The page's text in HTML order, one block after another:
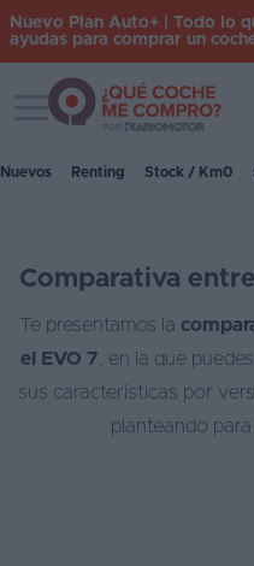
Iniciar
Coches
nuevos
Renting
Suscripción
Nuevo Plan Auto+ | Todo lo
ayudas para comprar un
Toggle navigation
Nuevos Renting Stock / Km0
Comparativa
Te presentamos la
el EVO 7 , en la que
sus características por
planteando para